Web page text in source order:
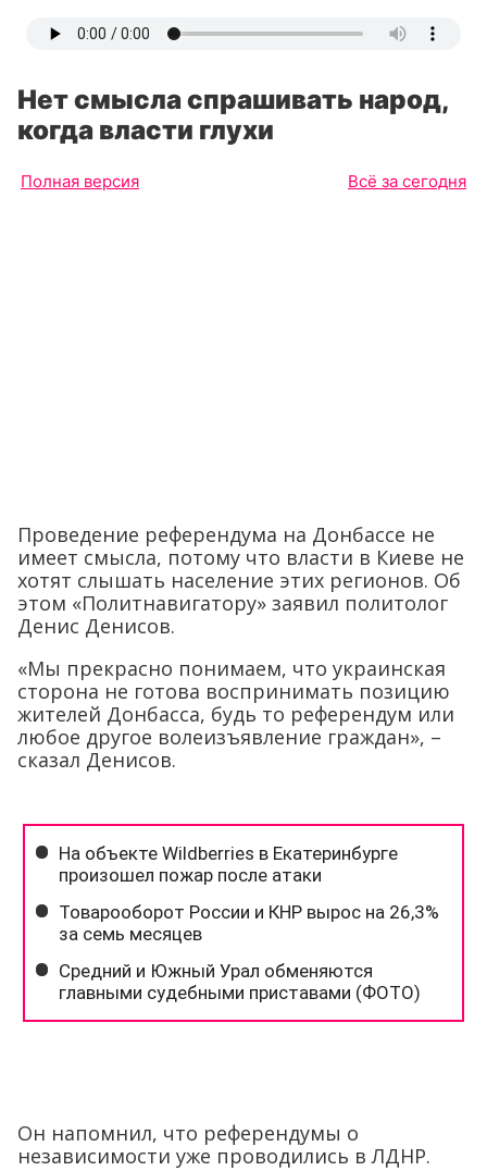
Нет смысла спрашивать народ,
когда власти глухи
Полная версия Всё за сегодня
Проведение референдума на Донбассе не
имеет смысла, потому что власти в Киеве не
хотят слышать население этих регионов. Об
этом «Политнавигатору» заявил политолог
Денис Денисов.
«Мы прекрасно понимаем, что украинская
сторона не готова воспринимать позицию
жителей Донбасса, будь то референдум или
любое другое волеизъявление граждан», –
сказал Денисов.
Он напомнил, что референдумы о
независимости уже проводились в ЛДНР.